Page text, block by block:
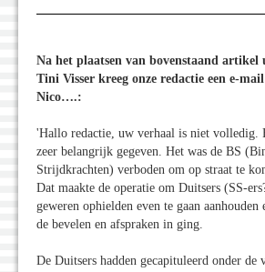
Na het plaatsen van bovenstaand artikel
Tini Visser kreeg onze redactie een e-
Nico….:
'Hallo redactie, uw verhaal is niet volledig.
zeer belangrijk gegeven. Het was de BS
Strijdkrachten) verboden om op straat te
Dat maakte de operatie om Duitsers (SS-
geweren ophielden even te gaan aanhouden
de bevelen en afspraken in ging.
De Duitsers hadden gecapituleerd onder de